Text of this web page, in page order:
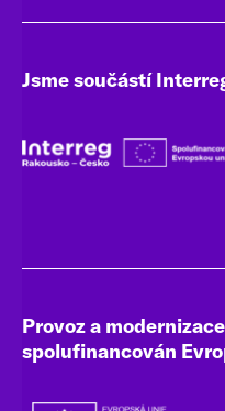
Jsme součástí
Provoz a
spolufinancován